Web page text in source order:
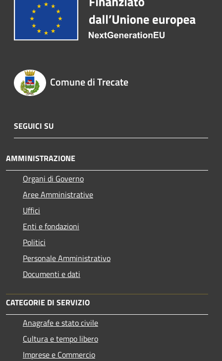
Comune di Trecate
SEGUICI SU
AMMINISTRAZIONE
Organi di Governo
Aree Amministrative
Uffici
Enti e fondazioni
Politici
Personale Amministrativo
Documenti e dati
CATEGORIE DI SERVIZIO
Anagrafe e stato civile
Cultura e tempo libero
Imprese e Commercio